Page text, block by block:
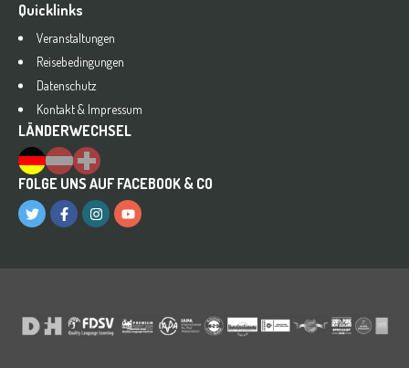
Quicklinks
Veranstaltungen
Reisebedingungen
Datenschutz
Kontakt & Impressum
LÄNDERWECHSEL
FOLGE UNS AUF FACEBOOK & CO